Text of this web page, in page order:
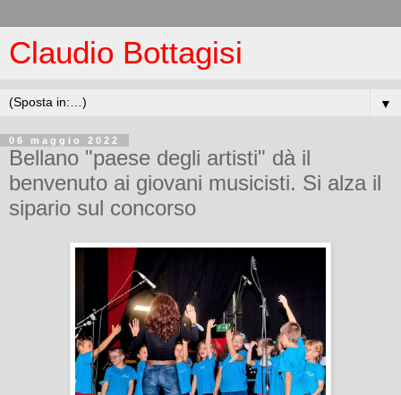
Claudio Bottagisi
▼
06 maggio 2022
Bellano "paese degli artisti" dà il
benvenuto ai giovani musicisti. Si alza il
sipario sul concorso